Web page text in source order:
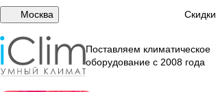
Москва Скидки
Поставляем климатическое
оборудование с 2008 года